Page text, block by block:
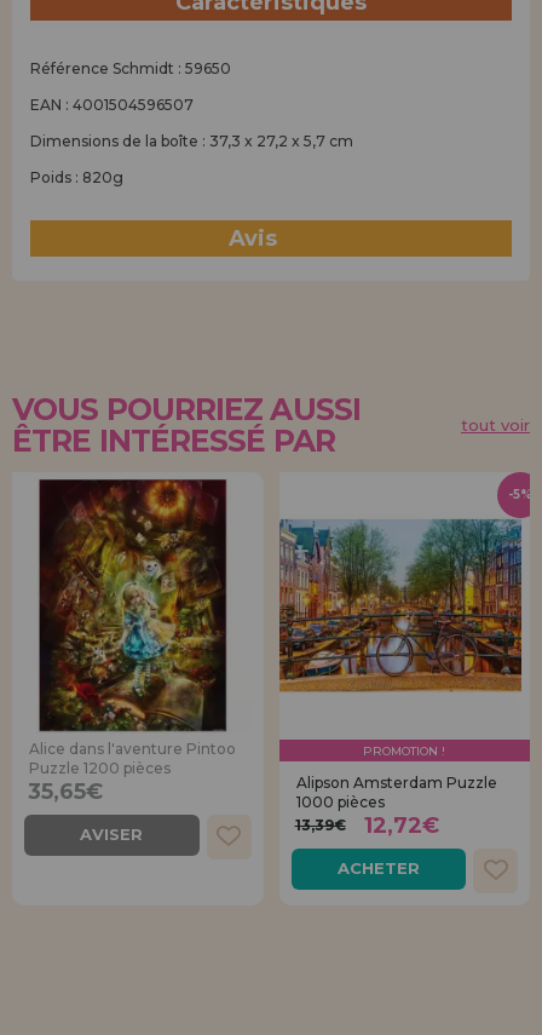
Référence Schmidt : 59650
EAN : 4001504596507
Dimensions de la boîte : 37,3 x 27,2 x 5,7 cm
Poids : 820g
Avis
VOUS POURRIEZ AUSSI
ÊTRE INTÉRESSÉ PAR
tout voir
Alice dans l'aventure Pintoo
Puzzle 1200 pièces
35,65€
AVISER
PROMOTION !
Alipson Amsterdam Puzzle
1000 pièces
13,39€
12,72€
ACHETER
-5%